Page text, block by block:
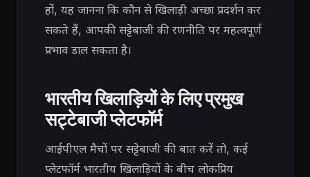
हों, यह जानना कि कौन से खिलाड़ी अच्छा प्रदर्शन कर
सकते हैं, आपकी सट्टेबाजी की रणनीति पर महत्वपूर्ण
प्रभाव डाल सकता है।
भारतीय खिलाड़ियों के लिए प्रमुख
सट्टेबाजी प्लेटफॉर्म
आईपीएल मैचों पर सट्टेबाजी की बात करें तो, कई
प्लेटफॉर्म भारतीय खिलाड़ियों के बीच लोकप्रिय